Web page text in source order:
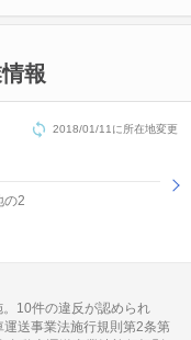
報
2018/01/11に所在地変更
の2
10件の違反が認められ
送事業法施行規則第2条第